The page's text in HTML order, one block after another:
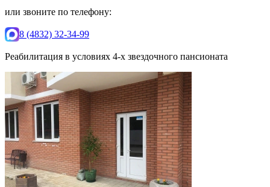
или звоните по телефону:
8 (4832) 32-34-99
Реабилитация в условиях 4-х звездочного пансионата